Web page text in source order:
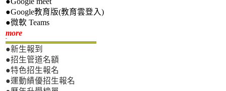
●Google教育版(教育雲登入)
●微軟 Teams
more新生專區
●新生報到
●招生管道名額
●特色招生報名
●運動績優招生報名